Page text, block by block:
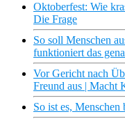
Oktoberfest: Wie
Die Frage
So soll Menschen
funktioniert das
Vor Gericht nach
Freund aus | Macht
So ist es, Menschen